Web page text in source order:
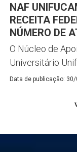
NAF
RECEITA
NÚMERO DE
O Núcleo de
Universitário
Data de publicação: